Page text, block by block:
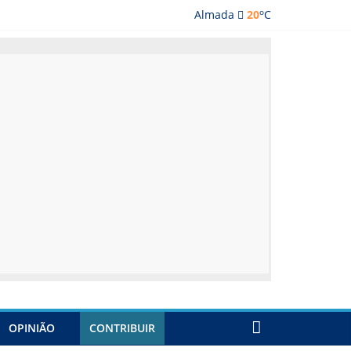
Almada 20oC
OPINIÃO CONTRIBUIR